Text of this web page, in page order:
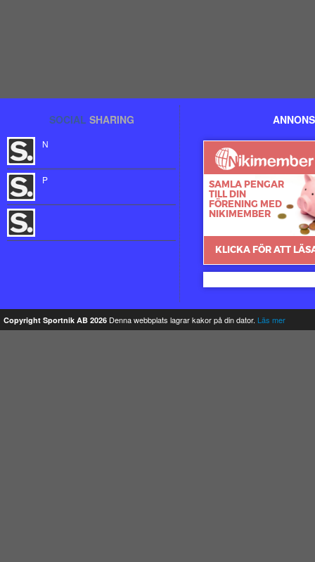
SOCIAL SHARING
N
P
Copyright Sportnik AB 2026 Denna webbplats lagrar kakor på din dator. Läs mer